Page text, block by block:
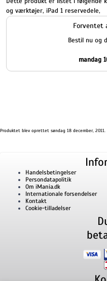
og værktøjer, iPad 1 reservedele,
Forventet
Bestil nu og
mandag
Produktet blev oprettet søndag 18 december, 2011.
Handelsbetingelser
Persondatapolitik
Om iMania.dk
Internationale forsendelser
Kontakt
Cookie-tilladelser